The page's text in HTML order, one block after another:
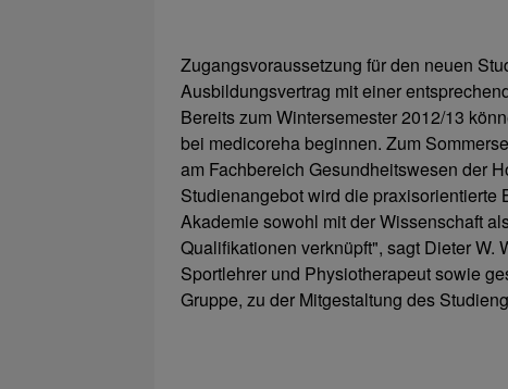
Zugangsvoraussetzung für den neuen
Ausbildungsvertrag mit einer
Bereits zum Wintersemester 2012/13
bei medicoreha beginnen. Zum
am Fachbereich Gesundheitswesen der
Studienangebot wird die
Akademie sowohl mit der Wissenschaft
Qualifikationen verknüpft", sagt Dieter
Sportlehrer und Physiotherapeut sowie
Gruppe, zu der Mitgestaltung des